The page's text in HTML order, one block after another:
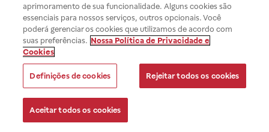
aprimoramento de sua funcionalidade. Alguns cookies são
essenciais para nossos serviços, outros opcionais. Você
poderá gerenciar os cookies que utilizamos de acordo com
suas preferências. Nossa Política de Privacidade e
Cookies
Definições de cookies Rejeitar todos os cookies
Aceitar todos os cookies